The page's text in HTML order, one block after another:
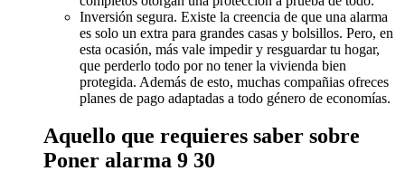
Inversión segura. Existe la creencia de que una alarma
es solo un extra para grandes casas y bolsillos. Pero, en
esta ocasión, más vale impedir y resguardar tu hogar,
que perderlo todo por no tener la vivienda bien
protegida. Además de esto, muchas compañias ofreces
planes de pago adaptadas a todo género de economías.
Aquello que requieres saber sobre
Poner alarma 9 30